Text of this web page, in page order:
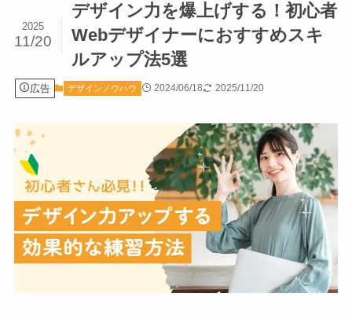
デザイン力を爆上げする！初心者
Webデザイナーにおすすめスキ
ルアップ法5選
2025
11/20
広告 デザインノウハウ 2024/06/18 2025/11/20